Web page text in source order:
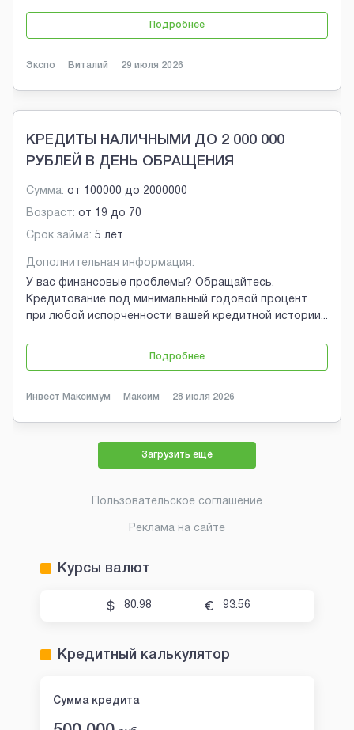
Подробнее
Экспо Виталий 29 июля 2026
КРЕДИТЫ НАЛИЧНЫМИ ДО 2 000 000
РУБЛЕЙ В ДЕНЬ ОБРАЩЕНИЯ
Сумма: от 100000 до 2000000
Возраст: от 19 до 70
Срок займа: 5 лет
Дополнительная информация:
У вас финансовые проблемы? Обращайтесь.
Кредитование под минимальный годовой процент
при любой испорченности вашей кредитной истории...
Подробнее
Инвест Максимум Максим 28 июля 2026
Загрузить ещё
Пользовательское соглашение
Реклама на сайте
Курсы валют
80.98 93.56
Кредитный калькулятор
Сумма кредита